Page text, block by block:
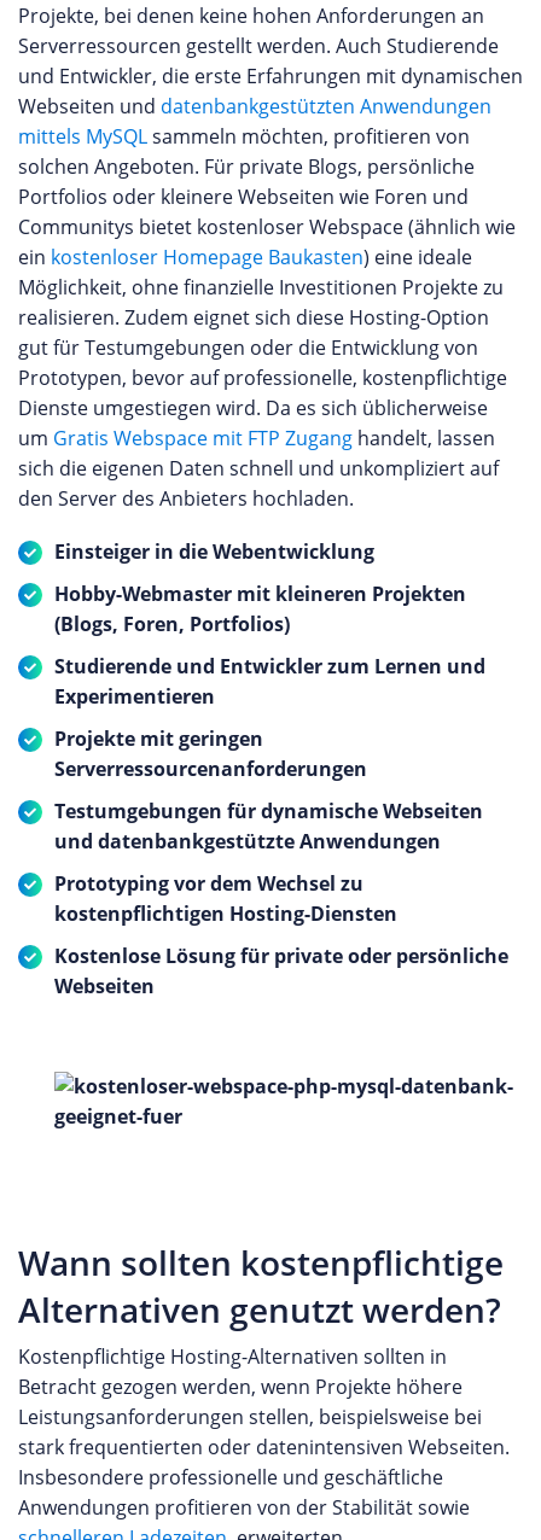
Projekte, bei denen keine hohen Anforderungen an
Serverressourcen gestellt werden. Auch Studierende
und Entwickler, die erste Erfahrungen mit dynamischen
Webseiten und datenbankgestützten Anwendungen
mittels MySQLsammeln möchten, profitieren von
solchen Angeboten. Für private Blogs, persönliche
Portfolios oder kleinere Webseiten wie Foren und
Communitys bietet kostenloser Webspace (ähnlich wie
ein kostenloser Homepage Baukasten) eine ideale
Möglichkeit, ohne finanzielle Investitionen Projekte zu
realisieren. Zudem eignet sich diese Hosting-Option
gut für Testumgebungen oder die Entwicklung von
Prototypen, bevor auf professionelle, kostenpflichtige
Dienste umgestiegen wird. Da es sich üblicherweise
um Gratis Webspace mit FTP Zugang handelt, lassen
sich die eigenen Daten schnell und unkompliziert auf
den Server des Anbieters hochladen.
Einsteiger in die Webentwicklung
Hobby-Webmaster mit kleineren Projekten
(Blogs, Foren, Portfolios)
Studierende und Entwickler zum Lernen und
Experimentieren
Projekte mit geringen
Serverressourcenanforderungen
Testumgebungen für dynamische Webseiten
und datenbankgestützte Anwendungen
Prototyping vor dem Wechsel zu
kostenpflichtigen Hosting-Diensten
Kostenlose Lösung für private oder persönliche
Webseiten
Wann sollten kostenpflichtige
Alternativen genutzt werden?
Kostenpflichtige Hosting-Alternativen sollten in
Betracht gezogen werden, wenn Projekte höhere
Leistungsanforderungen stellen, beispielsweise bei
stark frequentierten oder datenintensiven Webseiten.
Insbesondere professionelle und geschäftliche
Anwendungen profitieren von der Stabilität sowie